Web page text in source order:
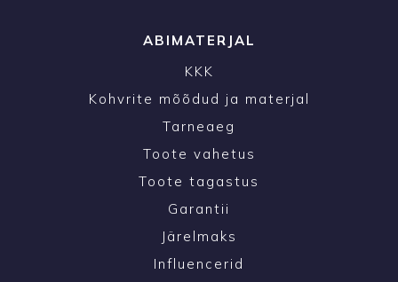
ABIMATERJAL
KKK
Kohvrite mõõdud ja materjal
Tarneaeg
Toote vahetus
Toote tagastus
Garantii
Järelmaks
Influencerid